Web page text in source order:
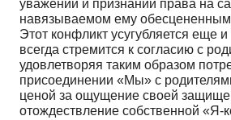
уважении и признании права на
навязываемом ему
Этот конфликт усугубляется еще
всегда стремится к согласию с
удовлетворяя таким образом
присоединении «Мы» с
ценой за ощущение своей
отождествление собственной «Я-